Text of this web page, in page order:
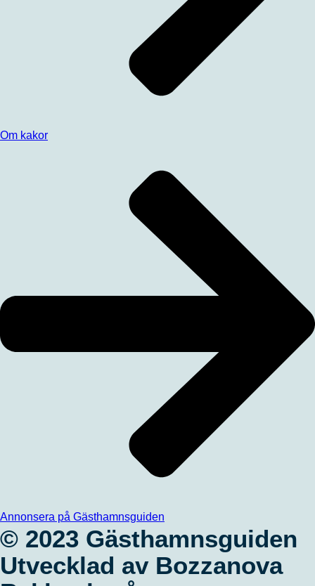
Om kakor
Annonsera på Gästhamnsguiden
© 2023 Gästhamnsguiden
Utvecklad av Bozzanova